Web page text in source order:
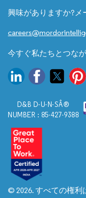
興味がありますか?メ
今すぐ私たちとつな
D&B D-U-N-SÂ®
NUMBER : 85-427-9388
© 2026. すべての権利